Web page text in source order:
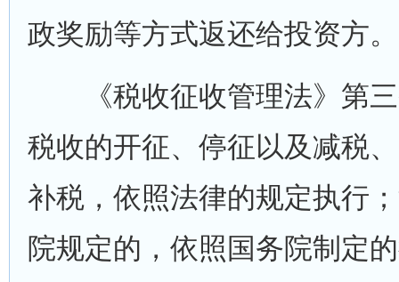
政奖励等方式返还给投资方。
《税收征收管理法》第三
税收的开征、停征以及减税
补税，依照法律的规定执行
院规定的，依照国务院制定